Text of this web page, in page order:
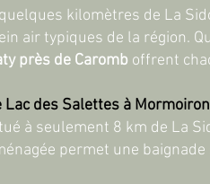
kilomètres de La
air typiques de la région.
près de Caromb offrent
Lac des Salettes à Mormoiron
à seulement 8 km de La
permet une